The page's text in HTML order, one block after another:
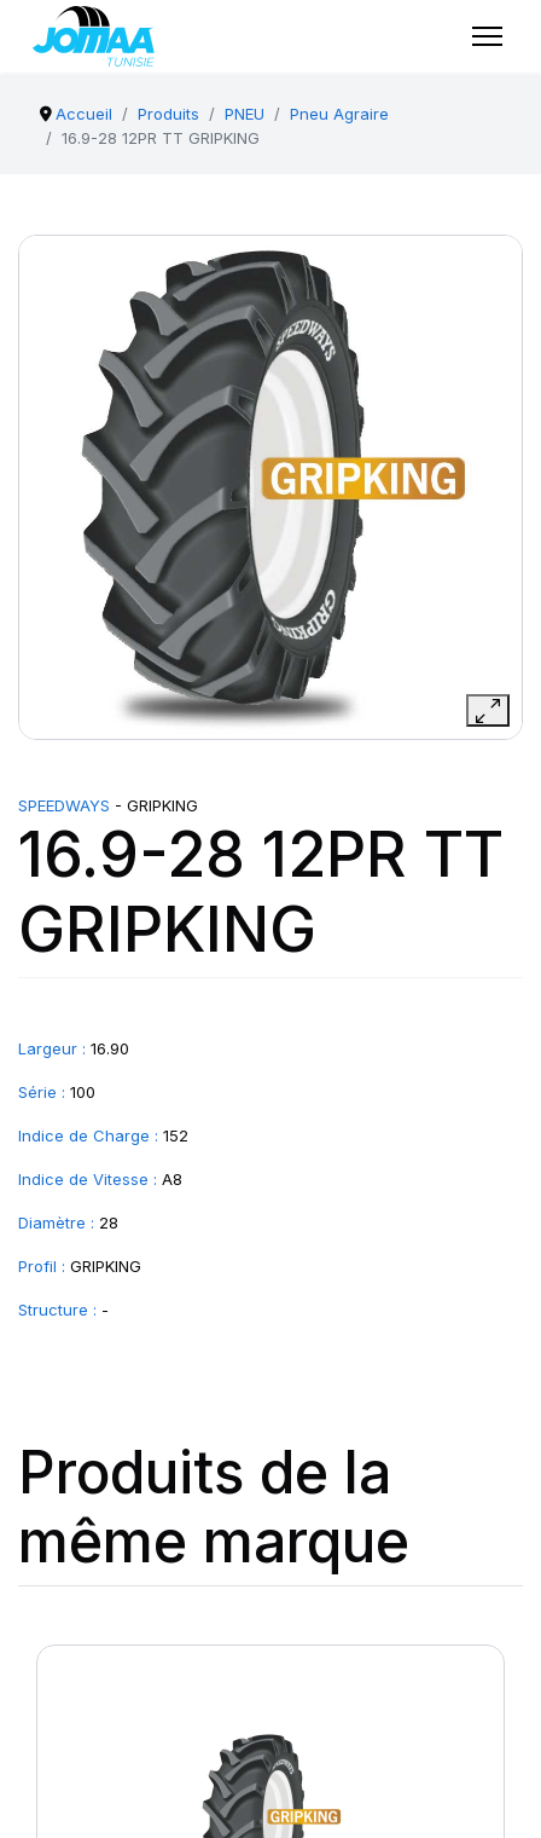
Accueil Produits PNEU
Pneu Agraire
16.9-28 12PR TT GRIPKING
SPEEDWAYS - GRIPKING
16.9-28 12PR TT
GRIPKING
Largeur : 16.90
Série : 100
Indice de Charge : 152
Indice de Vitesse : A8
Diamètre : 28
Profil : GRIPKING
Structure : -
Produits de la
même marque